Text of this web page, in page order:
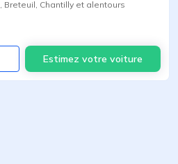
Breteuil Chantilly et alentours
Estimez votre voiture